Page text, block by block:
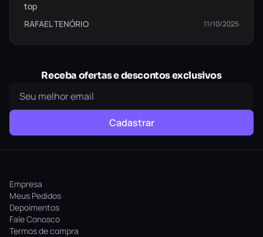
top
RAFAEL TENÓRIO
11/10/2025
Receba ofertas e descontos exclusivos
Cadastrar
Empresa
Meus Pedidos
Depoimentos
Fale Conosco
Termos de compra